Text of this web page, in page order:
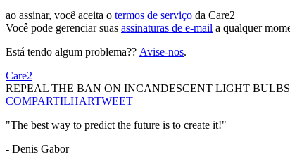
ao assinar, você aceita o termos de serviço da Care2
Você pode gerenciar suas assinaturas de e-mail a qualquer
Está tendo algum problema?? Avise-nos.
Care2
REPEAL THE BAN ON INCANDESCENT LIGHT
COMPARTILHARTWEET
"The best way to predict the future is to create it!"
- Denis Gabor